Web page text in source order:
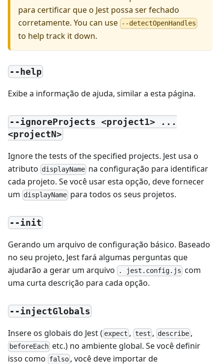
para certificar que o Jest possa ser fechado
corretamente. You can use --detectOpenHandles
to help track it down.
--help
Exibe a informação de ajuda, similar a esta página.
--ignoreProjects <project1> ...
<projectN>
Ignore the tests of the specified projects. Jest usa o
atributo displayName na configuração para identificar
cada projeto. Se você usar esta opção, deve fornecer
um displayName para todos os seus projetos.
--init
Gerando um arquivo de configuração básico. Baseado
no seu projeto, Jest fará algumas perguntas que
ajudarão a gerar um arquivo
. jest.config.js com
uma curta descrição para cada opção.
--injectGlobals
Insere os globais do Jest ( expect , test , describe ,
beforeEach etc.) no ambiente global. Se você definir
isso como falso , você deve importar de